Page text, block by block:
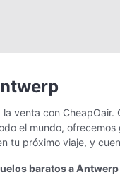
venta con
el mundo,
tu próximo viaje, y
baratos a Antwerp